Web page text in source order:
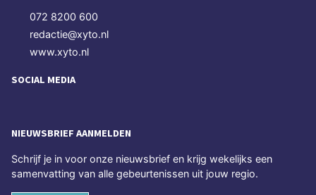
072 8200 600
redactie@xyto.nl
www.xyto.nl
SOCIAL MEDIA
NIEUWSBRIEF AANMELDEN
Schrijf je in voor onze nieuwsbrief en krijg wekelijks een
samenvatting van alle gebeurtenissen uit jouw regio.